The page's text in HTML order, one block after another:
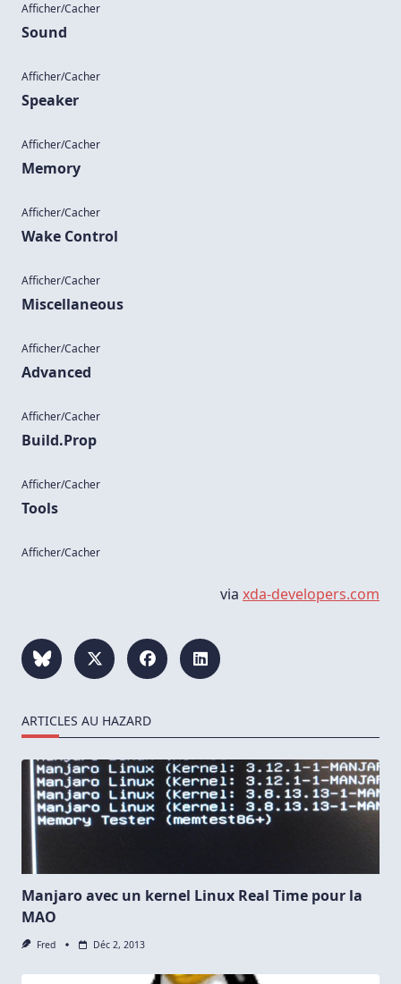
Afficher/Cacher
Sound
Afficher/Cacher
Speaker
Afficher/Cacher
Memory
Afficher/Cacher
Wake Control
Afficher/Cacher
Miscellaneous
Afficher/Cacher
Advanced
Afficher/Cacher
Build.Prop
Afficher/Cacher
Tools
Afficher/Cacher
via xda-developers.com
ARTICLES AU HAZARD
Manjaro avec un kernel Linux Real Time pour la
MAO
Fred Déc 2, 2013